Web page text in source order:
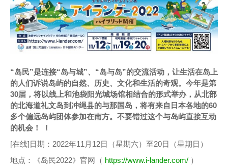
书签
“岛民”是连接“岛与城”、“岛与岛”的交流活动，让生活在岛上
的人们诉说岛屿的自然、历史、文化和生活的奇观。今年是第
30届，将以线上和池袋阳光城场馆相结合的形式举办，从北部
的北海道礼文岛到冲绳县的与那国岛，将有来自日本各地的60
多个偏远岛屿团体参加在南方。不要错过这个与岛屿直接互动
的机会！ ！
[在线]日期：2022年11月12日（星期六）至20日（星期日）
地点：《岛民2022》官网（ https://www.i-lander.com/ ）